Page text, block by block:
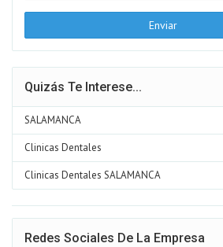
Enviar
Quizás Te Interese...
SALAMANCA
Clinicas Dentales
Clinicas Dentales SALAMANCA
Redes Sociales De La Empresa